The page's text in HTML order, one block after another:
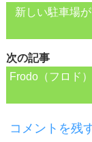
新しい駐車場
次の記事
Frodo（フロド
コメントを残